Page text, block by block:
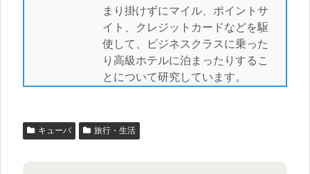
まり掛けずにマイル、ポイントサ
イト、クレジットカードなどを駆
使して、ビジネスクラスに乗った
り高級ホテルに泊まったりするこ
とについて研究しています。
キューバ 旅行・生活